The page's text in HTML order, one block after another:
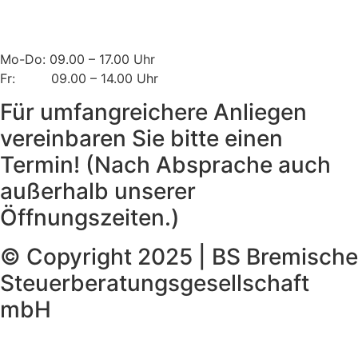
Mo-Do: 09.00 – 17.00 Uhr
Fr: 09.00 – 14.00 Uhr
Für umfangreichere Anliegen
vereinbaren Sie bitte einen
Termin! (Nach Absprache auch
außerhalb unserer
Öffnungszeiten.)
© Copyright 2025 | BS Bremische
Steuerberatungsgesellschaft
mbH